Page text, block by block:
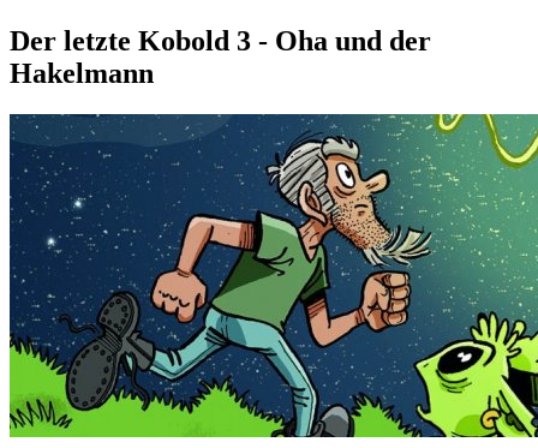
Der letzte Kobold 3 - Oha und der
Hakelmann